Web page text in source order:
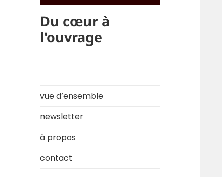
Du cœur à
l'ouvrage
vue d’ensemble
newsletter
à propos
contact